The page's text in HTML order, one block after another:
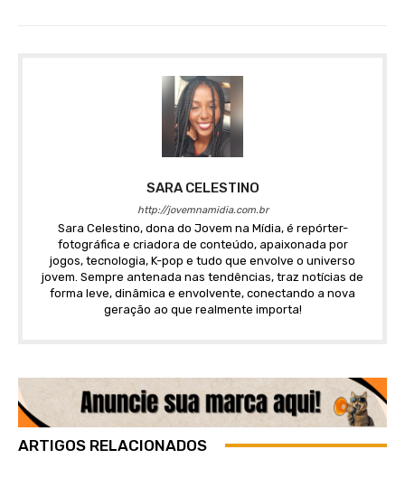
SARA CELESTINO
http://jovemnamidia.com.br
Sara Celestino, dona do Jovem na Mídia, é repórter-
fotográfica e criadora de conteúdo, apaixonada por
jogos, tecnologia, K-pop e tudo que envolve o universo
jovem. Sempre antenada nas tendências, traz notícias de
forma leve, dinâmica e envolvente, conectando a nova
geração ao que realmente importa!
ARTIGOS RELACIONADOS